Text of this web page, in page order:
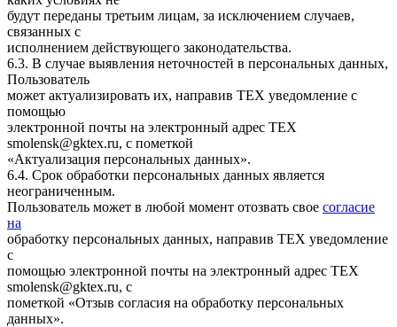
будут переданы третьим лицам, за исключением случаев,
связанных с
исполнением действующего законодательства.
6.3. В случае выявления неточностей в персональных данных,
Пользователь
может актуализировать их, направив ТЕХ уведомление с
помощью
электронной почты на электронный адрес ТЕХ
smolensk@gktex.ru, с пометкой
«Актуализация персональных данных».
6.4. Срок обработки персональных данных является
неограниченным.
Пользователь может в любой момент отозвать свое согласие
на
обработку персональных данных, направив ТЕХ уведомление
с
помощью электронной почты на электронный адрес ТЕХ
smolensk@gktex.ru, с
пометкой «Отзыв согласия на обработку персональных
данных».